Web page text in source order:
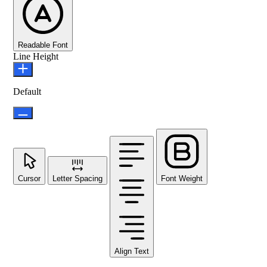
Readable Font
Line Height
Default
Cursor Letter Spacing
Align Text
Font Weight